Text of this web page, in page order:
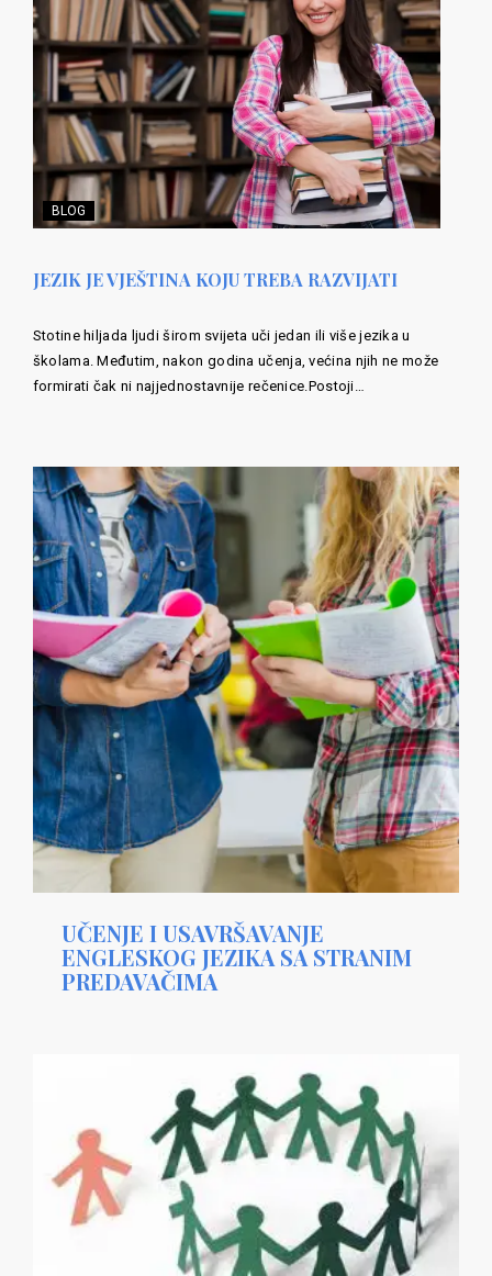
BLOG
JEZIK JE VJEŠTINA KOJU TREBA RAZVIJATI
Stotine hiljada ljudi širom svijeta uči jedan ili više jezika u
školama. Međutim, nakon godina učenja, većina njih ne može
formirati čak ni najjednostavnije rečenice.Postoji…
UČENJE I USAVRŠAVANJE
ENGLESKOG JEZIKA SA STRANIM
PREDAVAČIMA